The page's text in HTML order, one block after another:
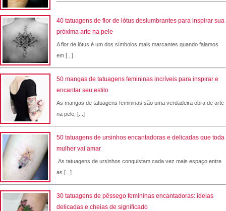
40 tatuagens de flor de lótus deslumbrantes para inspirar sua
próxima arte na pele
A flor de lótus é um dos símbolos mais marcantes quando falamos
em [...]
50 mangas de tatuagens femininas incríveis para inspirar e
encantar seu estilo
As mangas de tatuagens femininas são uma verdadeira obra de arte
na pele, [...]
50 tatuagens de ursinhos encantadoras e delicadas que toda
mulher vai amar
As tatuagens de ursinhos conquistam cada vez mais espaço entre
as [...]
30 tatuagens de pêssego femininas encantadoras: ideias
delicadas e cheias de significado